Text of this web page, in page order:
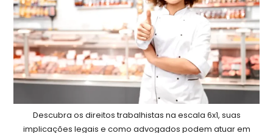
Descubra os direitos trabalhistas na escala 6x1, suas
implicações legais e como advogados podem atuar em